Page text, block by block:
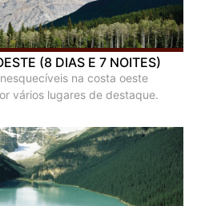
(8 DIAS E 7 NOITES)
na costa oeste
vários lugares de destaque.